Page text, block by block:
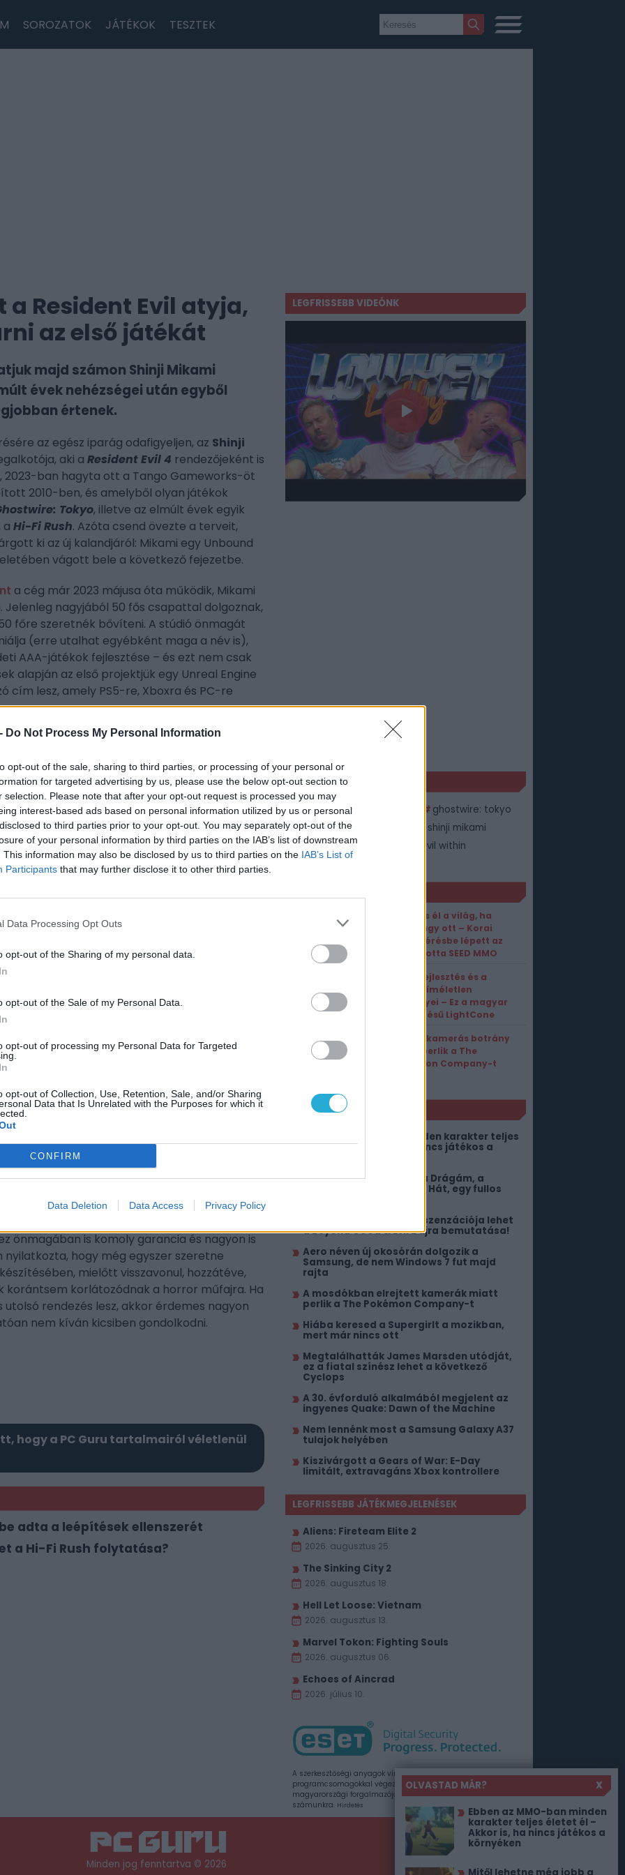
Do Not Process My Personal Information
opt-out of the sale, sharing to third parties, or processing of your personal or
for targeted advertising by us, please use the below opt-out section to
selection. Please note that after your opt-out request is processed you may
interest-based ads based on personal information utilized by us or personal
to third parties prior to your opt-out. You may separately opt-out of the
of your personal information by third parties on the IAB’s list of downstream
This information may also be disclosed by us to third parties on the IAB’s List of
Participants that may further disclose it to other third parties.
Data Processing Opt Outs
opt-out of the Sharing of my personal data.
opt-out of the Sale of my Personal Data.
opt-out of processing my Personal Data for Targeted
opt-out of Collection, Use, Retention, Sale, and/or Sharing
Data that Is Unrelated with the Purposes for which it
CONFIRM
Data Deletion Data Access Privacy Policy
SOROZATOK JÁTÉKOK TESZTEK
Resident Evil atyja,
az első játékát
majd számon Shinji Mikami
évek nehézségei után egyből
értenek.
az egész iparág odafigyeljen, az Shinji
aki a Resident Evil 4 rendezőjeként is
ban hagyta ott a Tango Gameworks-öt
2010-ben, és amelyből olyan játékok
Tokyo, illetve az elmúlt évek egyik
a Hi-Fi Rush. Azóta csend övezte a terveit,
ki az új kalandjáról: Mikami egy Unbound
vágott bele a következő fejezetbe.
a cég már 2023 májusa óta működik, Mikami
nagyjából 50 fős csapattal dolgoznak,
főre szeretnék bővíteni. A stúdió önmagát
(erre utalhat egyébként maga a név is),
AAA-játékok fejlesztése – és ezt nem csak
alapján az első projektjük egy Unreal Engine
cím lesz, amely PS5-re, Xboxra és PC-re
hasonlóan aDevil May Cry, aResident Evil
egy interjúban (via
majd, bár hangsúlyozta, hogy a japán stúdiók
több száz milliárd jenes, évekig tartó
látunk. Céljuk ezért egy olyan
jellemez – vagyis egy teljesen magával
játékra számíthatunk, ami a minőséget
Nem egy nagy Ubisoft-féle gigaprojektről
és a játékost is.
stúdió mögött álló tapasztalat. A csapat
a
önmagában is komoly garancia és nagyon is
hogy még egyszer szeretne
mielőtt visszavonul, hozzátéve,
korántsem korlátozódnak a horror műfajra. Ha
rendezés lesz, akkor érdemes nagyon
nem kíván kicsiben gondolkodni.
hogy a PC Guru tartalmairól véletlenül
adta a leépítések ellenszerét
a Hi-Fi Rush folytatása?
OLVASTAD MÁR?
X
Ebben az MMO-ban minden
karakter teljes életet él –
Akkor is, ha nincs játékos a
környéken
LEGFRISSEBB VIDEÓNK
CÍMKÉK
capcom Devil May Cry
ghostwire: tokyo
hi-fi rush
shinji mikami
Tango Gameworks
the evil within
Akkor is él a világ, ha
nem vagy ott – Korai
hozzáférésbe lépett az
AI-hajtotta SEED MMO
26 év fejlesztés és a
fizika kíméletlen
törvényei – Ez a magyar
fejlesztésű LightCone
Rejtett kamerás botrány
miatt perlik a The
Pokémon Company-t
AJÁNLÓ
Ebben az MMO-ban minden karakter teljes
életet él – Akkor is, ha nincs játékos a
Mitől lehetne még jobb a Drágám, a
kölykök összementek 2? Hát, egy fullos
2026 egyik legnagyobb szenzációja lehet
a Beyond Good & Evil 2 újra bemutatása!
Aero néven új okosórán dolgozik a
Samsung, de nem Windows 7 fut majd
rajta
A mosdókban elrejtett kamerák miatt
perlik a The Pokémon Company-t
Hiába keresed a Supergirlt a mozikban,
mert már nincs ott
Megtalálhatták James Marsden utódját,
ez a fiatal színész lehet a következő
Cyclops
A 30. évforduló alkalmából megjelent az
ingyenes Quake: Dawn of the Machine
Nem lennénk most a Samsung Galaxy A37
tulajok helyében
Kiszivárgott a Gears of War: E-Day
limitált, extravagáns Xbox kontrollere
LEGFRISSEBB JÁTÉKMEGJELENÉSEK
Aliens: Fireteam Elite 2
2026. augusztus 25.
The Sinking City 2
2026. augusztus 18.
Hell Let Loose: Vietnam
2026. augusztus 13.
Marvel Tokon: Fighting Souls
2026. augusztus 06.
Echoes of Aincrad
2026. július 10.
A szerkesztőségi anyagok vírusellenőrzését az ESET
programcsomagokkal végezzük, amelyet a szoftver
magyarországi forgalmazója, a Sicontact Kft. biztosít
számunkra. Hirdetés
Minden jog fenntartva © 2026